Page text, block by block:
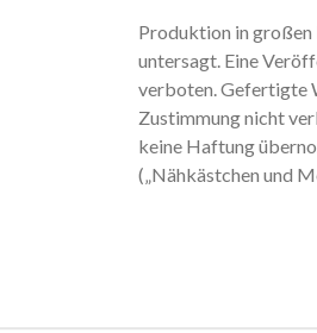
Produktion in
untersagt. Eine
verboten. Gefertigte
Zustimmung nicht
keine Haftung
(„Nähkästchen und